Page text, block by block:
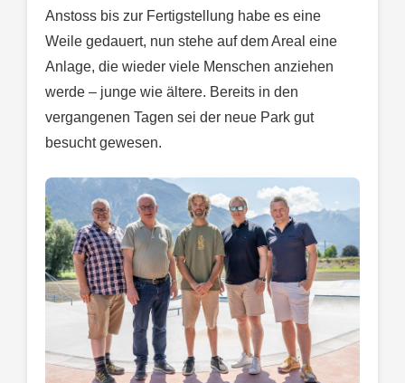
Anstoss bis zur Fertigstellung habe es eine
Weile gedauert, nun stehe auf dem Areal eine
Anlage, die wieder viele Menschen anziehen
werde – junge wie ältere. Bereits in den
vergangenen Tagen sei der neue Park gut
besucht gewesen.